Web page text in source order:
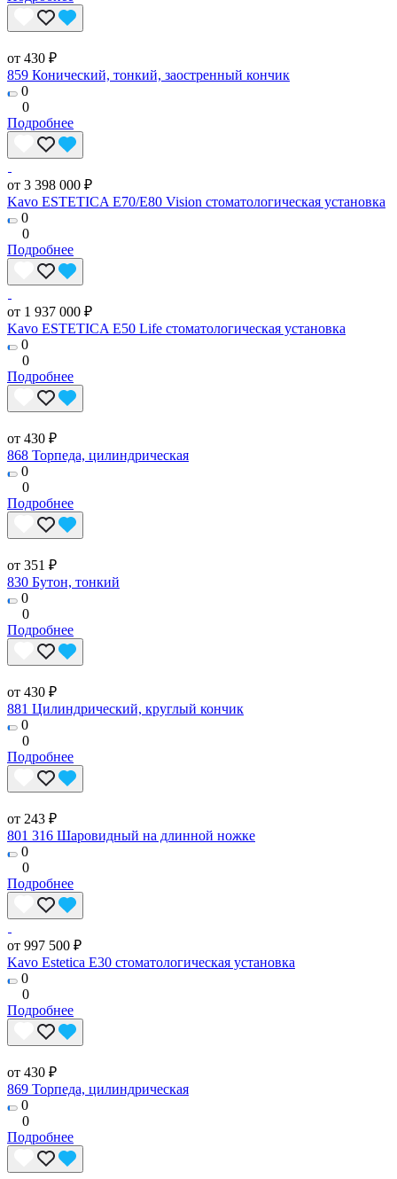
от 430 ₽
859 Конический, тонкий, заостренный кончик
0
0
Подробнее
от 3 398 000 ₽
Kavo ESTETICA E70/E80 Vision стоматологическая установка
0
0
Подробнее
от 1 937 000 ₽
Kavo ESTETICA E50 Life стоматологическая установка
0
0
Подробнее
от 430 ₽
868 Торпеда, цилиндрическая
0
0
Подробнее
от 351 ₽
830 Бутон, тонкий
0
0
Подробнее
от 430 ₽
881 Цилиндрический, круглый кончик
0
0
Подробнее
от 243 ₽
801 316 Шаровидный на длинной ножке
0
0
Подробнее
от 997 500 ₽
Kavo Estetica E30 стоматологическая установка
0
0
Подробнее
от 430 ₽
869 Торпеда, цилиндрическая
0
0
Подробнее